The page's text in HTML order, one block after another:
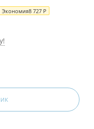
Экономия8 727 Р